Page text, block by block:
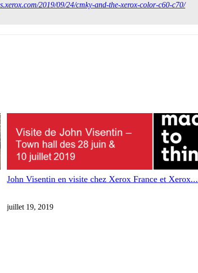
2019/09/24/cmky-and-the-xerox-color-c60-c70/
John Visentin en visite chez Xerox France et Xerox...
juillet 19, 2019